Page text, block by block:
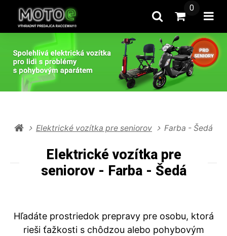
HľadaťPrejsť na
0
Elektrické vozítka pre seniorov Farba - Šedá
Elektrické vozítka pre
seniorov - Farba - Šedá
Hľadáte prostriedok prepravy pre osobu, ktorá
rieši ťažkosti s chôdzou alebo pohybovým